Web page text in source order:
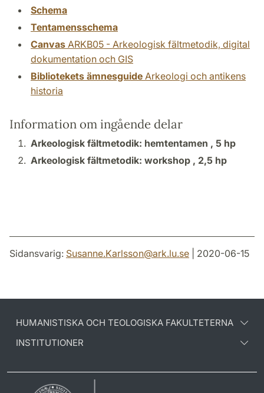
Schema
Tentamensschema
Canvas ARKB05 - Arkeologisk fältmetodik, digital
dokumentation och GIS
Bibliotekets ämnesguide Arkeologi och antikens
historia
Information om ingående delar
Arkeologisk fältmetodik: hemtentamen , 5 hp
Arkeologisk fältmetodik: workshop , 2,5 hp
Sidansvarig: Susanne.Karlsson@ark.lu.se | 2020-06-15
HUMANISTISKA OCH TEOLOGISKA FAKULTETERNA
INSTITUTIONER